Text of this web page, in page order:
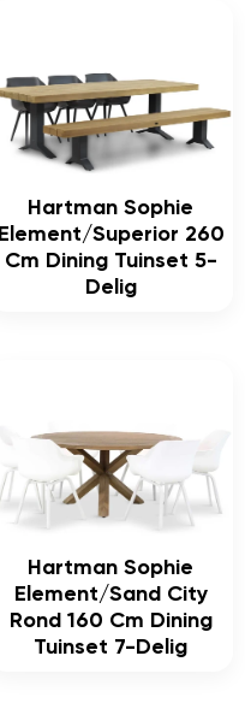
Hartman Sophie
Element/Superior 260
Cm Dining Tuinset 5-
Delig
Hartman Sophie
Element/Sand City
Rond 160 Cm Dining
Tuinset 7-Delig